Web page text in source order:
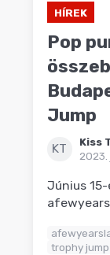
HÍREK
Pop
Jump
KT
Kiss
2023.
Június
trophy jump